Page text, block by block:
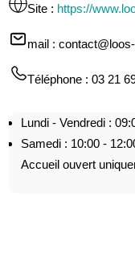
Site : https://
mail :
Téléphone : 03 21
Lundi - Vendredi :
Samedi : 10:00 -
Accueil ouvert